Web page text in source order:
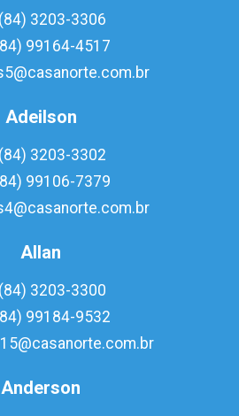
(84) 3203-3306
99164-4517
Adeilson
(84) 3203-3302
99106-7379
Allan
(84) 3203-3300
99184-9532
Anderson